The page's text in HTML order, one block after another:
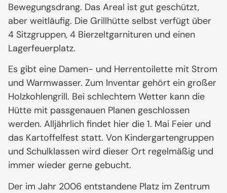
Bewegungsdrang. Das Areal ist gut geschützt,
aber weitläufig. Die Grillhütte selbst verfügt über
4 Sitzgruppen, 4 Bierzeltgarnituren und einen
Lagerfeuerplatz.
Es gibt eine Damen- und Herrentoilette mit Strom
und Warmwasser. Zum Inventar gehört ein großer
Holzkohlengrill. Bei schlechtem Wetter kann die
Hütte mit passgenauen Planen geschlossen
werden. Alljährlich findet hier die 1. Mai Feier und
das Kartoffelfest statt. Von Kindergartengruppen
und Schulklassen wird dieser Ort regelmäßig und
immer wieder gerne gebucht.
Der im Jahr 2006 entstandene Platz im Zentrum